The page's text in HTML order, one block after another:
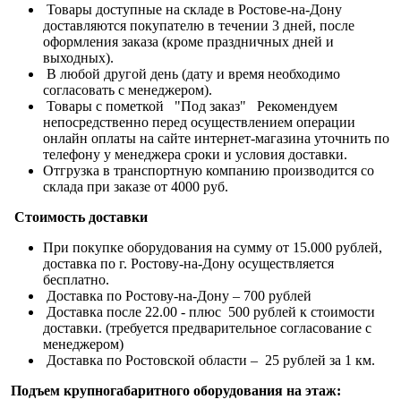
Товары доступные на складе в Ростове-на-Дону
доставляются покупателю в течении 3 дней, после
оформления заказа (кроме праздничных дней и
выходных).
В любой другой день (дату и время необходимо
согласовать с менеджером).
Товары с пометкой "Под заказ" Рекомендуем
непосредственно перед осуществлением операции
онлайн оплаты на сайте интернет-магазина уточнить по
телефону у менеджера сроки и условия доставки.
Отгрузка в транспортную компанию производится со
склада при заказе от 4000 руб.
Стоимость доставки
При покупке оборудования на сумму от 15.000 рублей,
доставка по г. Ростову-на-Дону осуществляется
бесплатно.
Доставка по Ростову-на-Дону – 700 рублей
Доставка после 22.00 - плюс 500 рублей к стоимости
доставки. (требуется предварительное согласование с
менеджером)
Доставка по Ростовской области – 25 рублей за 1 км.
Подъем крупногабаритного оборудования на этаж: